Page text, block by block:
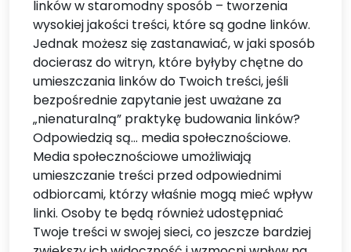
linków w staromodny sposób – tworzenia
wysokiej jakości treści, które są godne linków.
Jednak możesz się zastanawiać, w jaki sposób
docierasz do witryn, które byłyby chętne do
umieszczania linków do Twoich treści, jeśli
bezpośrednie zapytanie jest uważane za
„nienaturalną” praktykę budowania linków?
Odpowiedzią są... media społecznościowe.
Media społecznościowe umożliwiają
umieszczanie treści przed odpowiednimi
odbiorcami, którzy właśnie mogą mieć wpływ
linki. Osoby te będą również udostępniać
Twoje treści w swojej sieci, co jeszcze bardziej